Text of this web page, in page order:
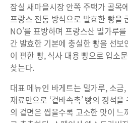
잠실 새마을시장 안쪽 주택가 골목
프랑스 전통 방식으로 발효한 빵을
NO’를 표방하며 프랑스산 밀가루
간 발효한 기본에 충실한 빵을 선
이 편한 빵, 식사 대용 빵으로 입소
찾는다.
대표 메뉴인 바게트는 밀가루, 소금
재료만으로 ‘겉바속촉’ 빵의 정석
의 겉면은 씹을수록 고소한 맛이